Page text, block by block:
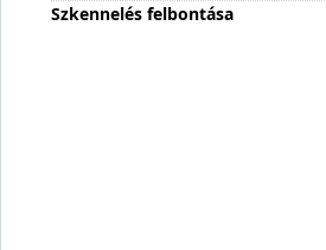
Szkennelés felbontása